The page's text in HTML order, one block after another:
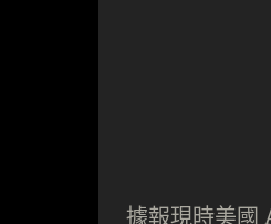
據報現時美國